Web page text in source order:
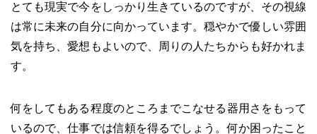
とても現実で今をしっかり生きているのですが、その視線
は常に未来の自分に向かっています。穏やかで優しい雰囲
気を持ち、愛想もよいので、周りの人たちからも好かれま
す。
何をしてもある程度のところまでこなせる器用さをもって
いるので、仕事では信頼を得るでしょう。何か困ったこと